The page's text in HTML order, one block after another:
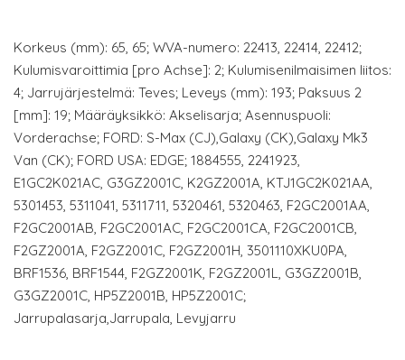
Korkeus (mm): 65, 65; WVA-numero: 22413, 22414, 22412;
Kulumisvaroittimia [pro Achse]: 2; Kulumisenilmaisimen liitos:
4; Jarrujärjestelmä: Teves; Leveys (mm): 193; Paksuus 2
[mm]: 19; Määräyksikkö: Akselisarja; Asennuspuoli:
Vorderachse; FORD: S-Max (CJ),Galaxy (CK),Galaxy Mk3
Van (CK); FORD USA: EDGE; 1884555, 2241923,
E1GC2K021AC, G3GZ2001C, K2GZ2001A, KTJ1GC2K021AA,
5301453, 5311041, 5311711, 5320461, 5320463, F2GC2001AA,
F2GC2001AB, F2GC2001AC, F2GC2001CA, F2GC2001CB,
F2GZ2001A, F2GZ2001C, F2GZ2001H, 3501110XKU0PA,
BRF1536, BRF1544, F2GZ2001K, F2GZ2001L, G3GZ2001B,
G3GZ2001C, HP5Z2001B, HP5Z2001C;
Jarrupalasarja,Jarrupala, Levyjarru